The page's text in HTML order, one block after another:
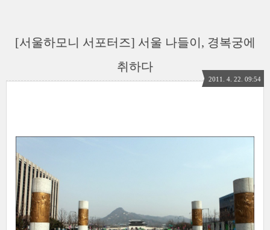
[서울하모니 서포터즈] 서울 나들이, 경복궁에
취하다
2011. 4. 22. 09:54